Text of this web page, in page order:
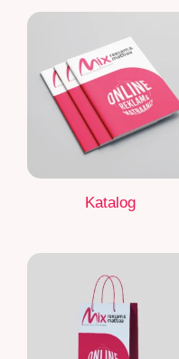
Katalog